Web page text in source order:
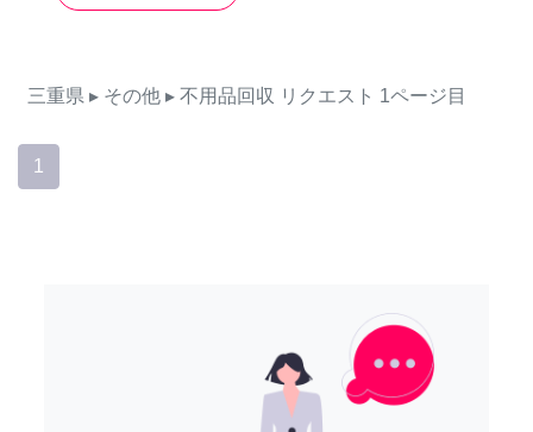
三重県 ▸ その他 ▸ 不用品回収 リクエスト 1ページ目
1